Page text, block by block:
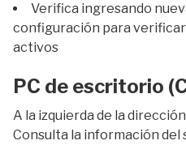
Verifica ingresando
configuración para
activos
PC de escritorio
A la izquierda de la
Consulta la información del